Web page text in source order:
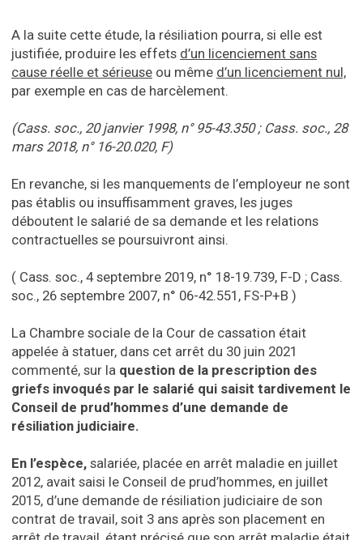
A la suite cette étude, la résiliation pourra, si elle est
justifiée, produire les effets d’un licenciement sans
cause réelle et sérieuse ou même d’un licenciement nul,
par exemple en cas de harcèlement.
(Cass. soc., 20 janvier 1998, n° 95-43.350 ; Cass. soc., 28
mars 2018, n° 16-20.020, F)
En revanche, si les manquements de l’employeur ne sont
pas établis ou insuffisamment graves, les juges
déboutent le salarié de sa demande et les relations
contractuelles se poursuivront ainsi.
( Cass. soc., 4 septembre 2019, n° 18-19.739, F-D ; Cass.
soc., 26 septembre 2007, n° 06-42.551, FS-P+B )
La Chambre sociale de la Cour de cassation était
appelée à statuer, dans cet arrêt du 30 juin 2021
commenté, sur la question de la prescription des
griefs invoqués par le salarié qui saisit tardivement le
Conseil de prud’hommes d’une demande de
résiliation judiciaire.
En l’espèce, salariée, placée en arrêt maladie en juillet
2012, avait saisi le Conseil de prud’hommes, en juillet
2015, d’une demande de résiliation judiciaire de son
contrat de travail, soit 3 ans après son placement en